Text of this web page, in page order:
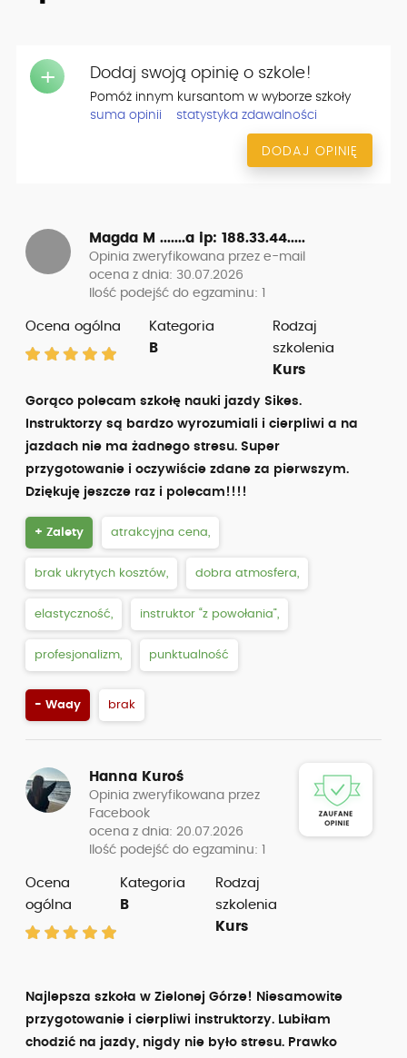
+ Dodaj swoją opinię o szkole!
Pomóż innym kursantom w wyborze szkoły
suma opinii
statystyka zdawalności
DODAJ OPINIĘ
Magda M .......a ip: 188.33.44.....
Opinia zweryfikowana przez e-mail
ocena z dnia: 30.07.2026
Ilość podejść do egzaminu: 1
Ocena ogólna
Kategoria
B
Rodzaj
szkolenia
Kurs
Gorąco polecam szkołę nauki jazdy Sikes.
Instruktorzy są bardzo wyrozumiali i cierpliwi a na
jazdach nie ma żadnego stresu. Super
przygotowanie i oczywiście zdane za pierwszym.
Dziękuję jeszcze raz i polecam!!!!
+ Zalety atrakcyjna cena,
brak ukrytych kosztów, dobra atmosfera,
elastyczność, instruktor “z powołania”,
profesjonalizm, punktualność
- Wady brak
Hanna Kuroś
Opinia zweryfikowana przez
Facebook
ocena z dnia: 20.07.2026
Ilość podejść do egzaminu: 1
Ocena
ogólna
Kategoria
B
Rodzaj
szkolenia
Kurs
Najlepsza szkoła w Zielonej Górze! Niesamowite
przygotowanie i cierpliwi instruktorzy. Lubiłam
chodzić na jazdy, nigdy nie było stresu. Prawko